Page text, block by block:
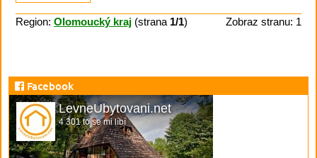
Region: Olomoucký kraj (strana 1/1) Zobraz stranu: 1
Facebook
LevneUbytovani.net
4 301 to se mi líbí